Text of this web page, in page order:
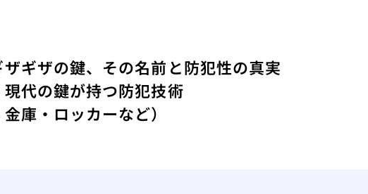
ギザの鍵、その名前と防犯性の真実
代の鍵が持つ防犯技術
庫・ロッカーなど）